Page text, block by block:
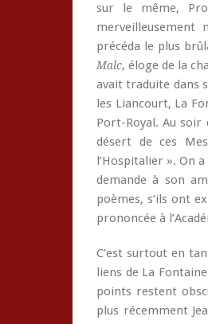
sur le même,
merveilleusement
précéda le plus
Malc, éloge de la
avait traduite dans
les Liancourt, La
Port-Royal. Au
désert de ces
l’Hospitalier ». On
demande à son
poèmes, s’ils ont
prononcée à
C’est surtout en
liens de La
points restent
plus récemment